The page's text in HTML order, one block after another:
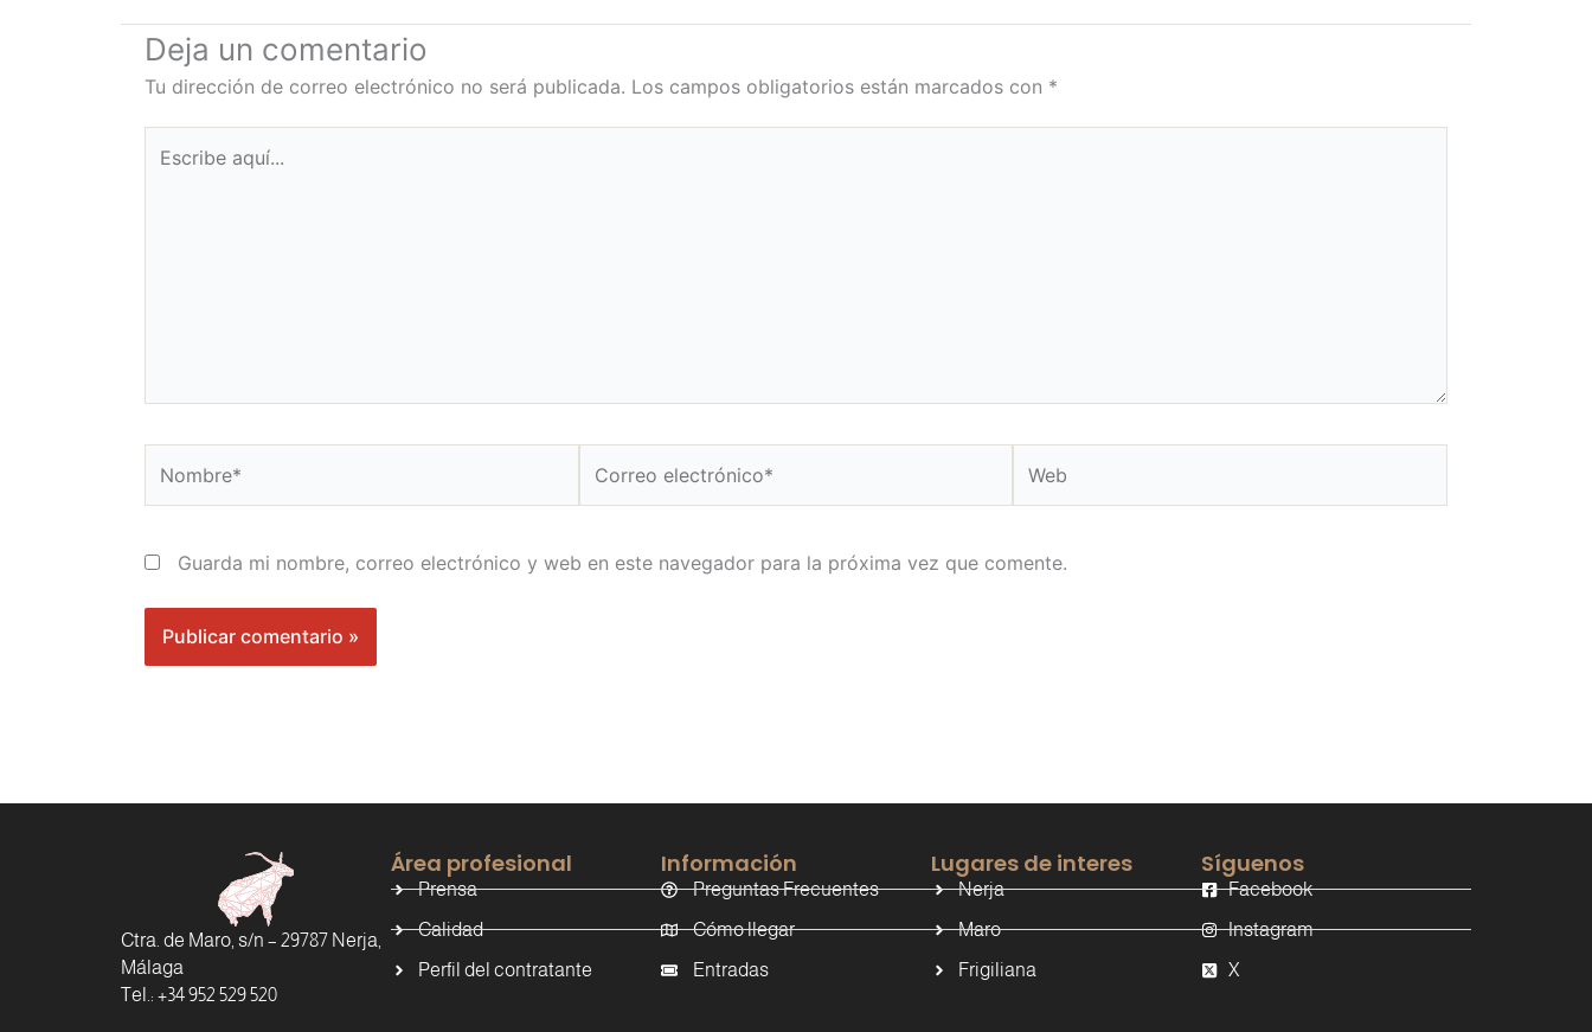
b
o
o
k
t
e
r
u
b
e
a
g
r
a
m
Deja un comentario
Tu dirección de correo electrónico no será publicada. Los campos obligatorios están marcados con *
aquí...
electrónico*
Guarda mi nombre, correo electrónico y web en este navegador para la próxima vez que comente.
Ctra. de Maro, s/n – 29787 Nerja,
Málaga
Tel.: +34 952 529 520
Área profesional
Prensa
Calidad
Perfil del contratante
Información
Preguntas Frecuentes
Cómo llegar
Entradas
Lugares de interes
Nerja
Maro
Frigiliana
Síguenos
Facebook
Instagram
X